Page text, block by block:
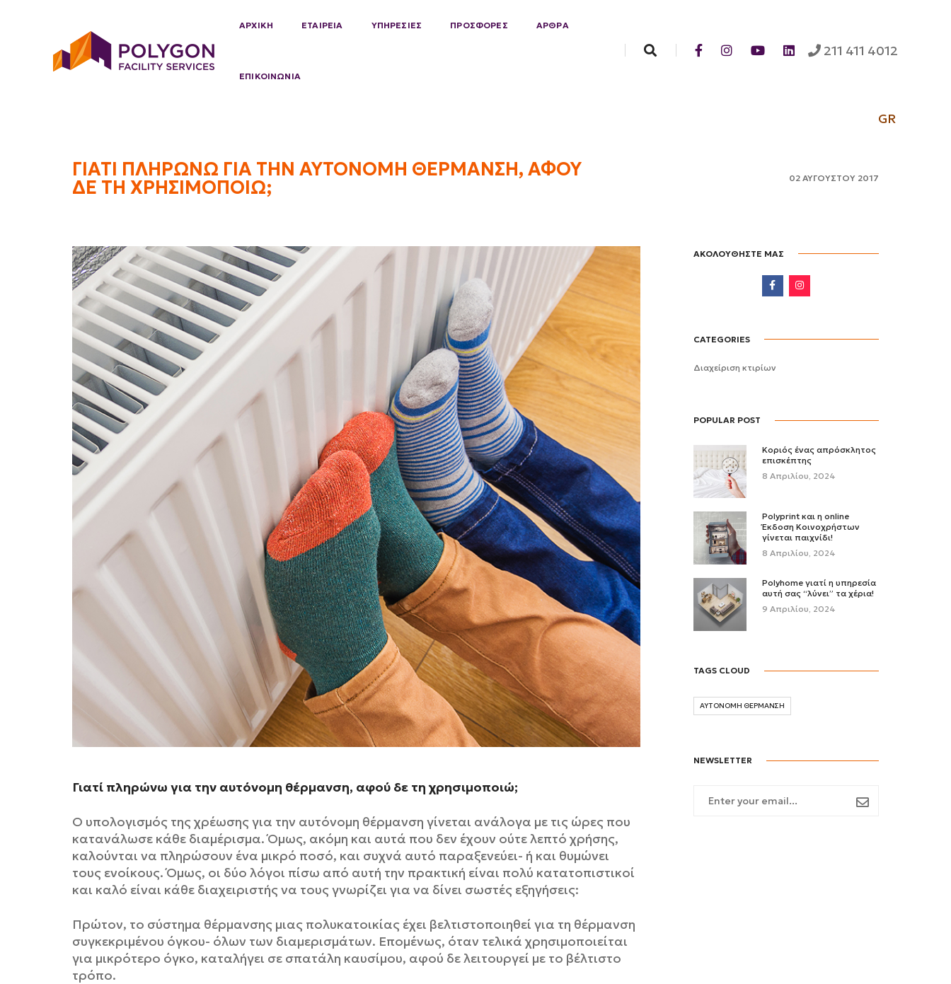
ΑΡΧΙΚΗ ΕΤΑΙΡΕΙΑ ΥΠΗΡΕΣΙΕΣ ΠΡΟΣΦΟΡΕΣ ΑΡΘΡΑ
ΕΠΙΚΟΙΝΩΝΙΑ
Search 211 411 4012
GR
Γιατί
την
αυτόνομη
θέρμανση,
αφού
χρησιμοποιώ;
ΓΙΑΤΙ ΠΛΗΡΩΝΩ ΓΙΑ ΤΗΝ ΑΥΤΟΝΟΜΗ ΘΕΡΜΑΝΣΗ, ΑΦΟΥ
ΔΕ ΤΗ ΧΡΗΣΙΜΟΠΟΙΩ;
02 ΑΥΓΟΥΣΤΟΥ 2017
Γιατί πληρώνω για την αυτόνομη θέρμανση, αφού δε τη χρησιμοποιώ;
Ο υπολογισμός της χρέωσης για την αυτόνομη θέρμανση γίνεται ανάλογα με τις ώρες που
κατανάλωσε κάθε διαμέρισμα. Όμως, ακόμη και αυτά που δεν έχουν ούτε λεπτό χρήσης,
καλούνται να πληρώσουν ένα μικρό ποσό, και συχνά αυτό παραξενεύει- ή και θυμώνει
τους ενοίκους. Όμως, οι δύο λόγοι πίσω από αυτή την πρακτική είναι πολύ κατατοπιστικοί
και καλό είναι κάθε διαχειριστής να τους γνωρίζει για να δίνει σωστές εξηγήσεις:
Πρώτον, το σύστημα θέρμανσης μιας πολυκατοικίας έχει βελτιστοποιηθεί για τη θέρμανση
συγκεκριμένου όγκου- όλων των διαμερισμάτων. Επομένως, όταν τελικά χρησιμοποιείται
για μικρότερο όγκο, καταλήγει σε σπατάλη καυσίμου, αφού δε λειτουργεί με το βέλτιστο
τρόπο.
ΑΚΟΛΟΥΘΗΣΤΕ ΜΑΣ
CATEGORIES
Διαχείριση κτιρίων
POPULAR POST
Κοριός ένας απρόσκλητος
επισκέπτης
8 Απριλίου, 2024
Polyprint και η online
Έκδοση Κοινοχρήστων
γίνεται παιχνίδι!
8 Απριλίου, 2024
Polyhome γιατί η υπηρεσία
αυτή σας “λύνει” τα χέρια!
9 Απριλίου, 2024
TAGS CLOUD
ΑΥΤΟΝΟΜΗ ΘΕΡΜΑΝΣΗ
NEWSLETTER